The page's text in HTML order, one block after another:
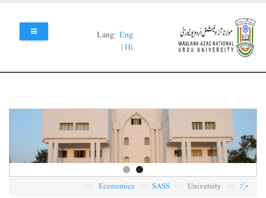
main
content
Lang: Eng
| Hi
مرکز SASS
Economics